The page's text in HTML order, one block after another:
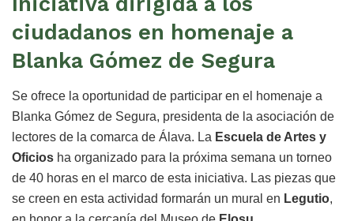
ciudadanos en homenaje a
Blanka Gómez de Segura
Se ofrece la oportunidad de participar en el homenaje a
Blanka Gómez de Segura, presidenta de la asociación de
lectores de la comarca de Álava. La Escuela de Artes y
Oficios ha organizado para la próxima semana un torneo
de 40 horas en el marco de esta iniciativa. Las piezas que
se creen en esta actividad formarán un mural en Legutio,